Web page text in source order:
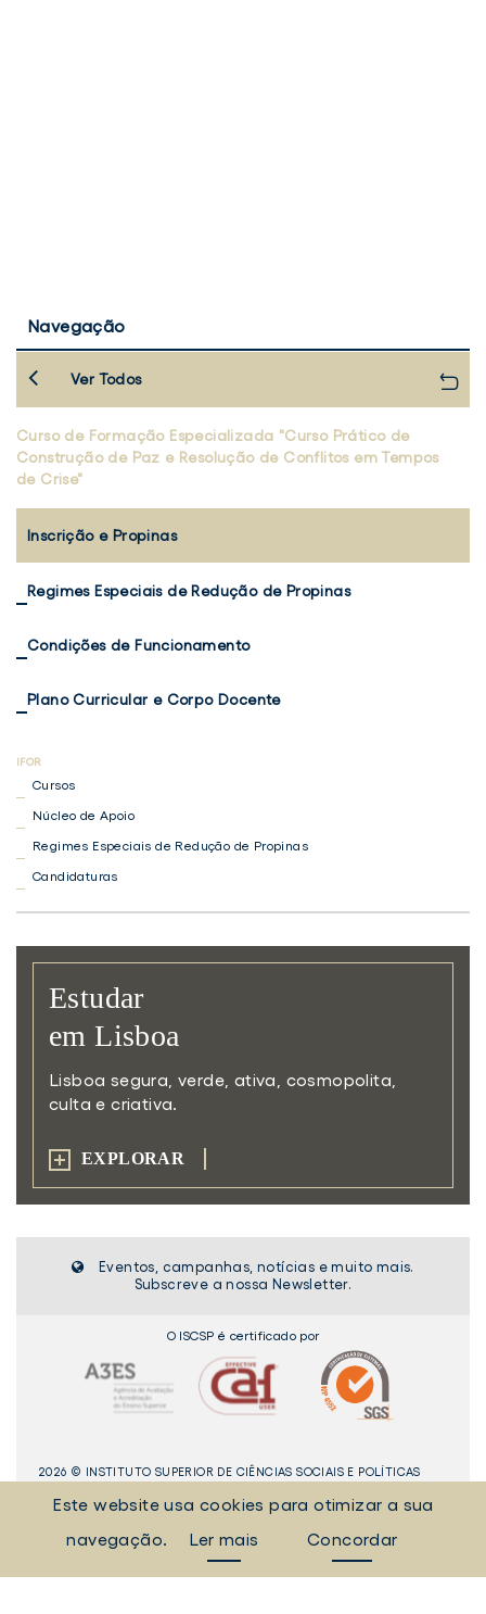
Navegação
Ver Todos
Curso de Formação Especializada "Curso Prático de
Construção de Paz e Resolução de Conflitos em Tempos
de Crise"
Inscrição e Propinas
Regimes Especiais de Redução de Propinas
Condições de Funcionamento
Plano Curricular e Corpo Docente
Cursos
Núcleo de Apoio
Regimes Especiais de Redução de Propinas
Candidaturas
Estudar
em Lisboa
Lisboa segura, verde, ativa,
cosmopolita,
culta e criativa.
EXPLORAR
Eventos, campanhas, notícias e muito mais.
Subscreve a nossa Newsletter.
O ISCSP é certificado por
2026 © INSTITUTO SUPERIOR DE CIÊNCIAS SOCIAIS E POLÍTICAS
Tel:
[+351] 21 361 94 30 Fax: [+351] 21 361 94 42
_Sempre Ligados
Este website usa cookies para otimizar a sua
navegação.
Ler mais Concordar